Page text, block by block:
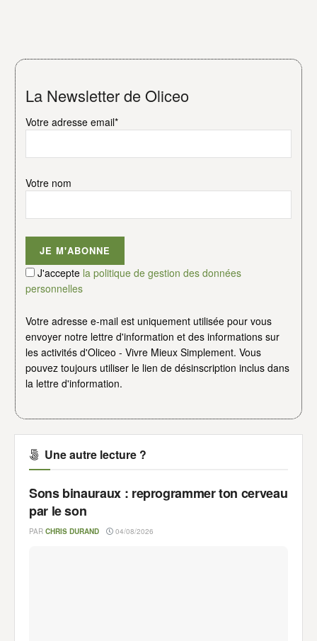
La Newsletter de Oliceo
Votre adresse email*
Votre nom
J'accepte la politique de gestion des données
personnelles
Votre adresse e-mail est uniquement utilisée pour vous
envoyer notre lettre d'information et des informations sur
les activités d'Oliceo - Vivre Mieux Simplement. Vous
pouvez toujours utiliser le lien de désinscription inclus dans
la lettre d'information.
Une autre lecture ?
Sons binauraux : reprogrammer ton cerveau
par le son
PAR CHRIS DURAND 04/08/2026